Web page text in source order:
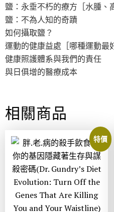
鹽：永垂不朽的療方［水腫、
鹽：不為人知的奇蹟
如何攝取鹽？
運動的健康益處［哪種運動最
健康照護體系與我們的責任
與日俱增的醫療成本
相關商品
特價